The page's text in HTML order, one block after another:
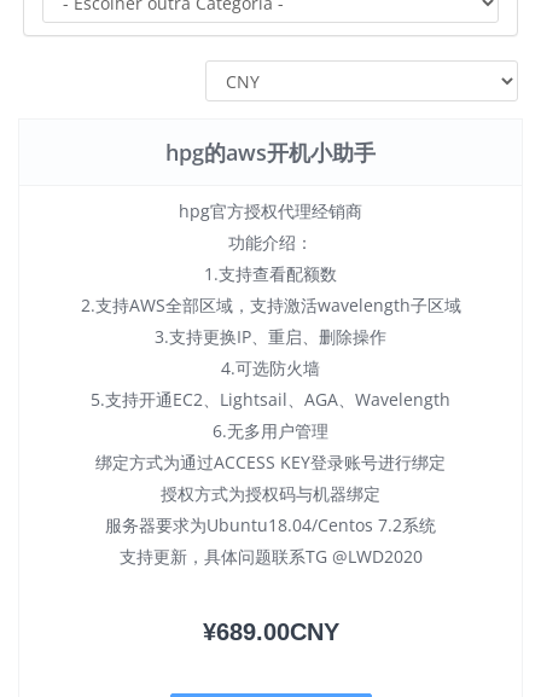
hpg的aws开机小助手
hpg官方授权代理经销商
功能介绍：
1.支持查看配额数
2.支持AWS全部区域，支持激活wavelength子区域
3.支持更换IP、重启、删除操作
4.可选防火墙
5.支持开通EC2、Lightsail、AGA、Wavelength
6.无多用户管理
绑定方式为通过ACCESS KEY登录账号进行绑定
授权方式为授权码与机器绑定
服务器要求为Ubuntu18.04/Centos 7.2系统
支持更新，具体问题联系TG @LWD2020
¥689.00CNY